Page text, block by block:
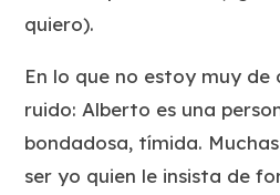
quiero).
En lo que no estoy muy de
ruido: Alberto es una
bondadosa, tímida.
ser yo quien le insista de